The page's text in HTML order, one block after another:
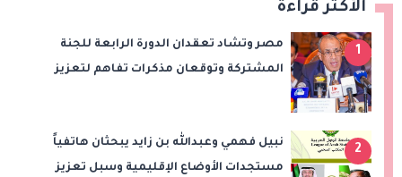
الأكثر قراءة
1
مصر وتشاد تعقدان الدورة الرابعة للجنة
المشتركة وتوقعان مذكرات تفاهم لتعزيز
2
نبيل فهمي وعبدالله بن زايد يبحثان هاتفياً
مستجدات الأوضاع الإقليمية وسبل تعزيز